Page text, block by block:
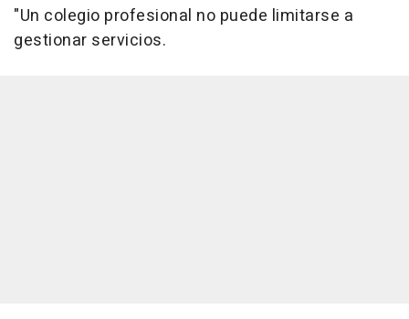
"Un colegio profesional no puede limitarse a
gestionar servicios.